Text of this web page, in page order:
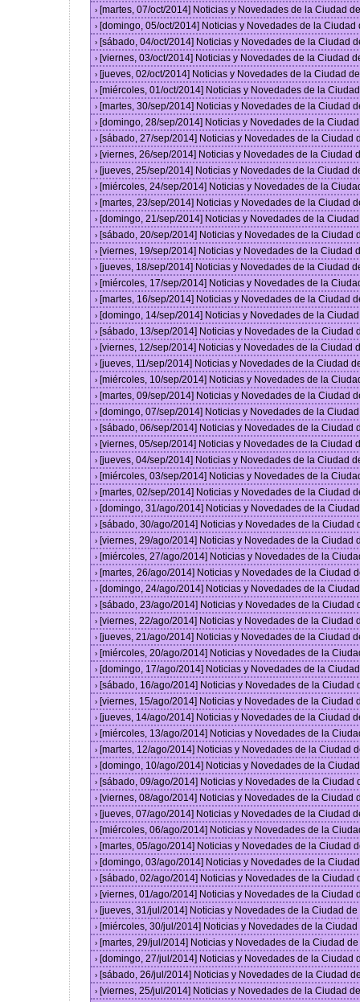
› [martes, 07/oct/2014] Noticias y Novedades de la Ciudad
› [domingo, 05/oct/2014] Noticias y Novedades de la
› [sábado, 04/oct/2014] Noticias y Novedades de la Ciudad
› [viernes, 03/oct/2014] Noticias y Novedades de la Ciudad
› [jueves, 02/oct/2014] Noticias y Novedades de la Ciudad
› [miércoles, 01/oct/2014] Noticias y Novedades de la
› [martes, 30/sep/2014] Noticias y Novedades de la Ciudad
› [domingo, 28/sep/2014] Noticias y Novedades de la
› [sábado, 27/sep/2014] Noticias y Novedades de la Ciudad
› [viernes, 26/sep/2014] Noticias y Novedades de la Ciudad
› [jueves, 25/sep/2014] Noticias y Novedades de la Ciudad
› [miércoles, 24/sep/2014] Noticias y Novedades de la
› [martes, 23/sep/2014] Noticias y Novedades de la Ciudad
› [domingo, 21/sep/2014] Noticias y Novedades de la
› [sábado, 20/sep/2014] Noticias y Novedades de la Ciudad
› [viernes, 19/sep/2014] Noticias y Novedades de la Ciudad
› [jueves, 18/sep/2014] Noticias y Novedades de la Ciudad
› [miércoles, 17/sep/2014] Noticias y Novedades de la
› [martes, 16/sep/2014] Noticias y Novedades de la Ciudad
› [domingo, 14/sep/2014] Noticias y Novedades de la
› [sábado, 13/sep/2014] Noticias y Novedades de la Ciudad
› [viernes, 12/sep/2014] Noticias y Novedades de la Ciudad
› [jueves, 11/sep/2014] Noticias y Novedades de la Ciudad
› [miércoles, 10/sep/2014] Noticias y Novedades de la
› [martes, 09/sep/2014] Noticias y Novedades de la Ciudad
› [domingo, 07/sep/2014] Noticias y Novedades de la
› [sábado, 06/sep/2014] Noticias y Novedades de la Ciudad
› [viernes, 05/sep/2014] Noticias y Novedades de la Ciudad
› [jueves, 04/sep/2014] Noticias y Novedades de la Ciudad
› [miércoles, 03/sep/2014] Noticias y Novedades de la
› [martes, 02/sep/2014] Noticias y Novedades de la Ciudad
› [domingo, 31/ago/2014] Noticias y Novedades de la
› [sábado, 30/ago/2014] Noticias y Novedades de la Ciudad
› [viernes, 29/ago/2014] Noticias y Novedades de la Ciudad
› [miércoles, 27/ago/2014] Noticias y Novedades de la
› [martes, 26/ago/2014] Noticias y Novedades de la Ciudad
› [domingo, 24/ago/2014] Noticias y Novedades de la
› [sábado, 23/ago/2014] Noticias y Novedades de la Ciudad
› [viernes, 22/ago/2014] Noticias y Novedades de la Ciudad
› [jueves, 21/ago/2014] Noticias y Novedades de la Ciudad
› [miércoles, 20/ago/2014] Noticias y Novedades de la
› [domingo, 17/ago/2014] Noticias y Novedades de la
› [sábado, 16/ago/2014] Noticias y Novedades de la Ciudad
› [viernes, 15/ago/2014] Noticias y Novedades de la Ciudad
› [jueves, 14/ago/2014] Noticias y Novedades de la Ciudad
› [miércoles, 13/ago/2014] Noticias y Novedades de la
› [martes, 12/ago/2014] Noticias y Novedades de la Ciudad
› [domingo, 10/ago/2014] Noticias y Novedades de la
› [sábado, 09/ago/2014] Noticias y Novedades de la Ciudad
› [viernes, 08/ago/2014] Noticias y Novedades de la Ciudad
› [jueves, 07/ago/2014] Noticias y Novedades de la Ciudad
› [miércoles, 06/ago/2014] Noticias y Novedades de la
› [martes, 05/ago/2014] Noticias y Novedades de la Ciudad
› [domingo, 03/ago/2014] Noticias y Novedades de la
› [sábado, 02/ago/2014] Noticias y Novedades de la Ciudad
› [viernes, 01/ago/2014] Noticias y Novedades de la Ciudad
› [jueves, 31/jul/2014] Noticias y Novedades de la Ciudad
› [miércoles, 30/jul/2014] Noticias y Novedades de la
› [martes, 29/jul/2014] Noticias y Novedades de la Ciudad
› [domingo, 27/jul/2014] Noticias y Novedades de la Ciudad
› [sábado, 26/jul/2014] Noticias y Novedades de la Ciudad
› [viernes, 25/jul/2014] Noticias y Novedades de la Ciudad